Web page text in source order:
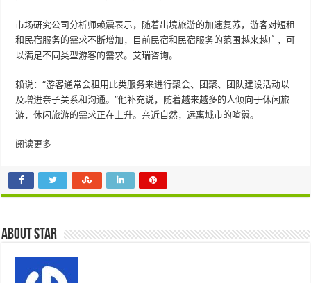
市场研究公司分析师赖震表示，随着出境旅游的加速复苏，游客对短租
和民宿服务的需求不断增加，目前民宿和民宿服务的范围越来越广，可
以满足不同类型游客的需求。艾瑞咨询。
赖说：“游客通常会租用此类服务​​来进行聚会、团聚、团队建设活动以
及增进亲子关系和沟通。”他补充说，随着越来越多的人倾向于休闲旅
游，休闲旅游的需求正在上升。亲近自然，远离城市的喧嚣。
阅读更多
About star